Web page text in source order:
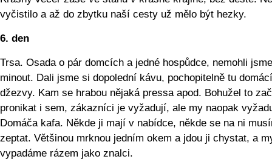
vyčistilo a až do zbytku naší cesty už mělo být hezky.
6. den
Trsa. Osada o pár domcích a jedné hospůdce, nemohli
minout. Dali jsme si dopolední kávu, pochopitelně tu
džezvy. Kam se hrabou nějaká pressa apod. Bohužel to
pronikat i sem, zákazníci je vyžadují, ale my naopak
Domáča kafa. Někde ji mají v nabídce, někde se na ni
zeptat. Většinou mrknou jedním okem a jdou ji chystat, a
vypadáme rázem jako znalci.